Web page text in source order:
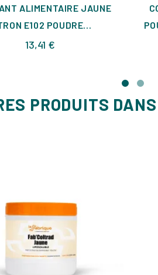
ALIMENTAIRE JAUNE
E102 POUDRE...
13,41 €Prix
PRODUITS